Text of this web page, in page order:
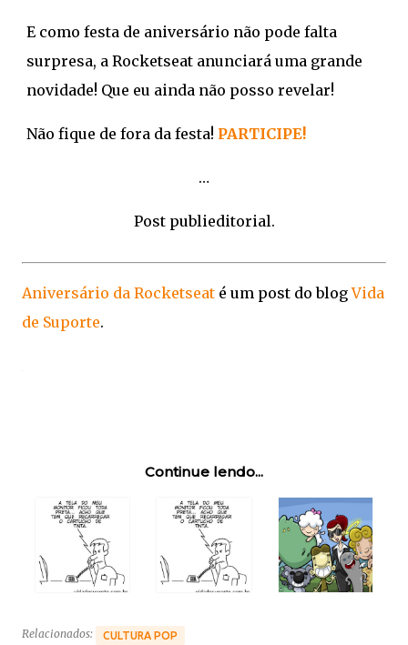
E como festa de aniversário não pode falta
surpresa, a Rocketseat anunciará uma grande
novidade! Que eu ainda não posso revelar!
Não fique de fora da festa! PARTICIPE!
…
Post publieditorial.
Aniversário da Rocketseat é um post do blogVida
de Suporte.
Continue lendo...
Relacionados: CULTURA POP